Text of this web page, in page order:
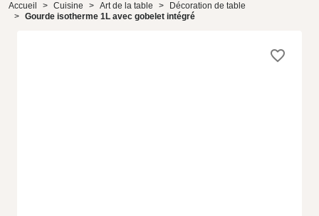
Accueil Cuisine Art de la table
Décoration de table
Gourde isotherme 1L avec gobelet intégré
favorite_border